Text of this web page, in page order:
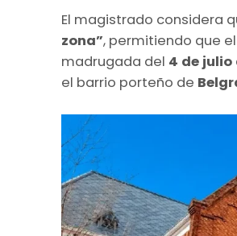
El magistrado considera
zona”, permitiendo que
madrugada del 4 de julio
el barrio porteño de